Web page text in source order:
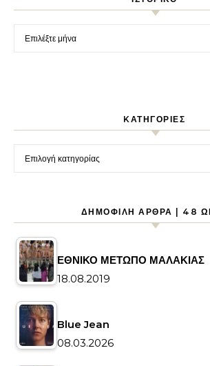
Ιστορικό
KΑΤΗΓΟΡΊΕΣ
Kατηγορίες
ΔΗΜΟΦΙΛΉ ΆΡΘΡΑ | 48
ΕΘΝΙΚΟ ΜΕΤΩΠΟ ΜΑΛΑΚΙΑΣ
18.08.2019
Blue Jean
08.03.2026